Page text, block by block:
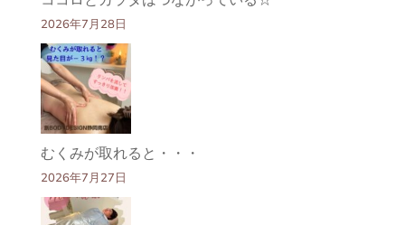
2026年7月28日
むくみが取れると・・・
2026年7月27日